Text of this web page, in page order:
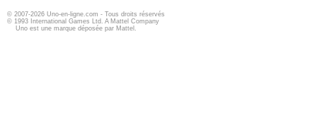
© 2007-2026 Uno-en-ligne.com - Tous droits réservés
© 1993 International Games Ltd. A Mattel Company
Uno est une marque déposée par Mattel.